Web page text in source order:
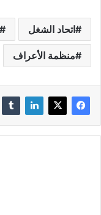
اتحاد الشغل
منظمة الأعراف